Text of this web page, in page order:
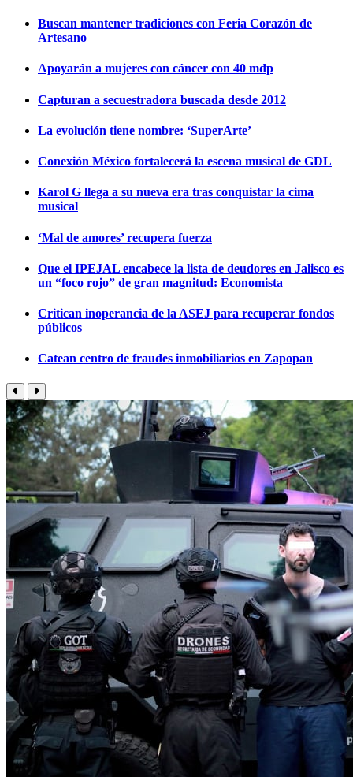
Buscan mantener tradiciones con Feria Corazón de
Artesano
Apoyarán a mujeres con cáncer con 40 mdp
Capturan a secuestradora buscada desde 2012
La evolución tiene nombre: ‘SuperArte’
Conexión México fortalecerá la escena musical de GDL
Karol G llega a su nueva era tras conquistar la cima
musical
‘Mal de amores’ recupera fuerza
Que el IPEJAL encabece la lista de deudores en Jalisco es
un “foco rojo” de gran magnitud: Economista
Critican inoperancia de la ASEJ para recuperar fondos
públicos
Catean centro de fraudes inmobiliarios en Zapopan